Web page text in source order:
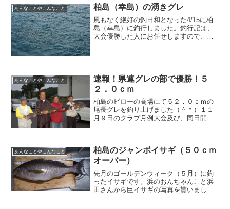
して話すからややこしくなった気がしま
す。１．荒天の場合のルール...
あんなことやこんなこと 柏島（幸島）の湧きグレ
風もなく絶好の釣日和となった4/15に柏
島（幸島）に釣行しました。釣行記は、
大会優勝した人にお任せしますので、こ
あんなことやこんなこと
速報！県連グレの部で優勝！５
２．０ｃｍ
柏島のビローの高場にて５２．０ｃｍの
尾長グレを釣り上げました（＾＾）１１
月９日のクラブ月例大会及び、同日開催
です。釣行記は、後日...
あんなことやこんなこと
柏島のジャンボイサギ（５０ｃｍ
オーバー）
先月のゴールデンウィーク（５月）に釣
ったイサギです。浜のおんちゃんこと浜
田さんから巨イサギの写真を貰いまし